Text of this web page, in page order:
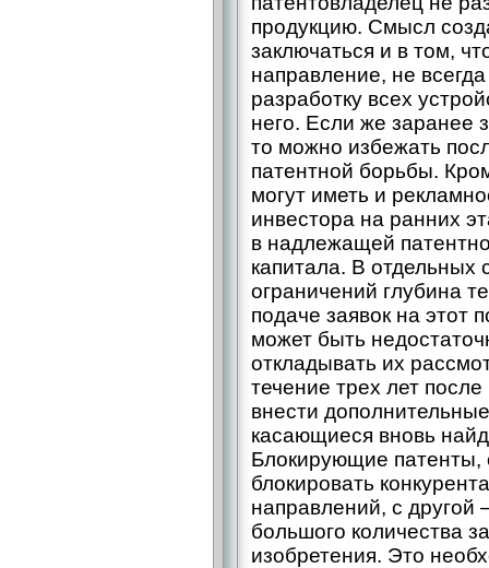
продукцию. Смысл
заключаться и в том,
направление, не
разработку всех
него. Если же заранее
то можно избежать
патентной борьбы.
могут иметь и
инвестора на ранних
в надлежащей
капитала. В отдельных
ограничений глубина
подаче заявок на этот
может быть
откладывать их
течение трех лет
внести
касающиеся вновь
Блокирующие
блокировать
направлений, с
большого количества
изобретения. Это